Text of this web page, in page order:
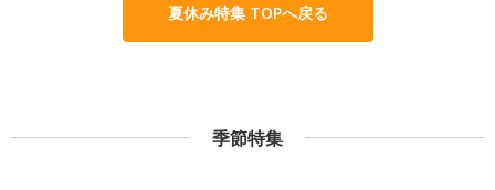
夏休み特集 TOPへ戻る
季節特集